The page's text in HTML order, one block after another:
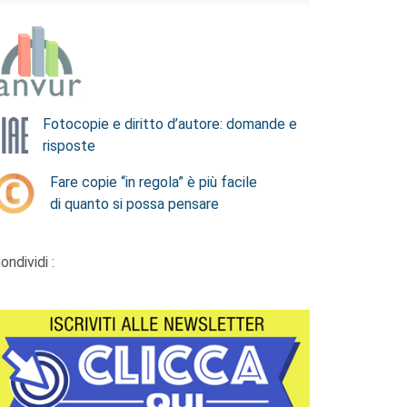
Fotocopie e diritto d’autore: domande e
risposte
Fare copie “in regola” è più facile
di quanto si possa pensare
: